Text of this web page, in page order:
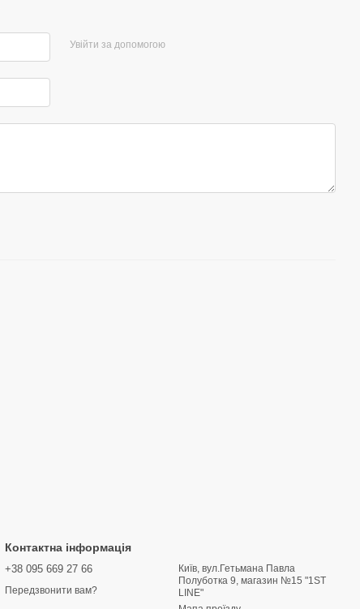
Увійти за допомогою
Контактна інформація
+38 095 669 27 66
Передзвонити вам?
Київ, вул.Гетьмана Павла
Полуботка 9, магазин №15 "1ST
LINE"